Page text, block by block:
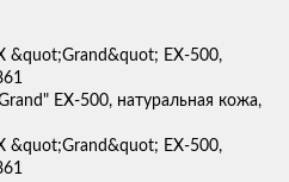
EX-500, натуральная кожа,